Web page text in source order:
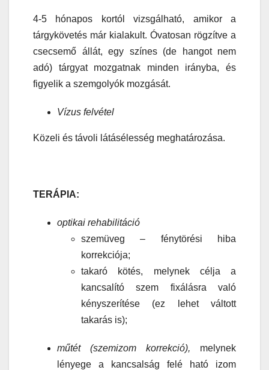
4-5 hónapos kortól vizsgálható, amikor a
tárgykövetés már kialakult. Óvatosan rögzítve a
csecsemő állát, egy színes (de hangot nem
adó) tárgyat mozgatnak minden irányba, és
figyelik a szemgolyók mozgását.
Vízus felvétel
Közeli és távoli látásélesség meghatározása.
TERÁPIA:
optikai rehabilitáció
szemüveg – fénytörési hiba
korrekciója;
takaró kötés, melynek célja a
kancsalító szem fixálásra való
kényszerítése (ez lehet váltott
takarás is);
műtét (szemizom korrekció), melynek
lényege a kancsalság felé ható izom